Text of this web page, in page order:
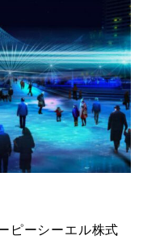
ピーシーエル株式